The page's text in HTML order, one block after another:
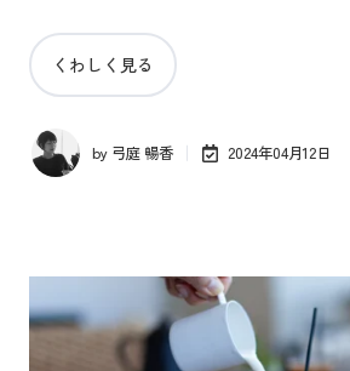
くわしく見る
by 弓庭 暢香 2024年04月12日